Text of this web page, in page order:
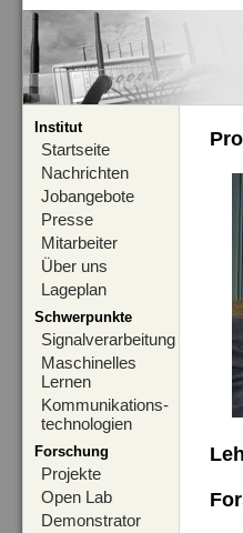
Institut
Startseite
Nachrichten
Jobangebote
Presse
Mitarbeiter
Über uns
Lageplan
Schwerpunkte
Signalverarbeitung
Maschinelles
Lernen
Kommunikations-
technologien
Forschung
Projekte
Open Lab
Demonstrator